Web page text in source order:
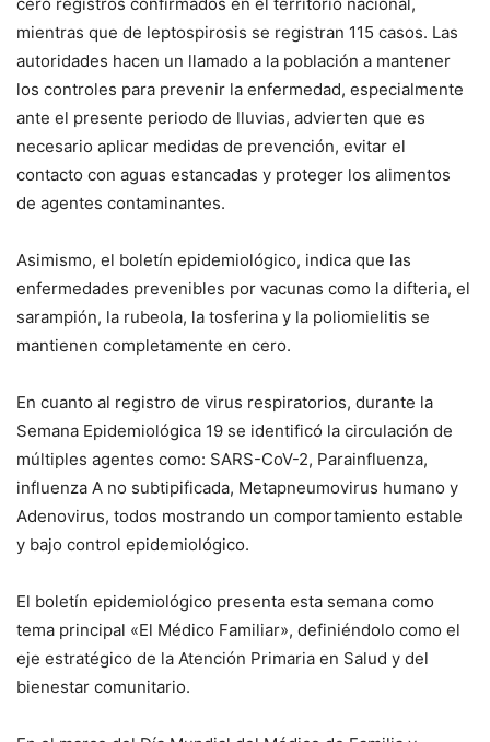
mientras que de leptospirosis se registran 115 casos. Las
autoridades hacen un llamado a la población a mantener
los controles para prevenir la enfermedad, especialmente
ante el presente periodo de lluvias, advierten que es
necesario aplicar medidas de prevención, evitar el
contacto con aguas estancadas y proteger los alimentos
de agentes contaminantes.
Asimismo, el boletín epidemiológico, indica que las
enfermedades prevenibles por vacunas como la difteria, el
sarampión, la rubeola, la tosferina y la poliomielitis se
mantienen completamente en cero.
En cuanto al registro de virus respiratorios, durante la
Semana Epidemiológica 19 se identificó la circulación de
múltiples agentes como: SARS-CoV-2, Parainfluenza,
influenza A no subtipificada, Metapneumovirus humano y
Adenovirus, todos mostrando un comportamiento estable
y bajo control epidemiológico.
El boletín epidemiológico presenta esta semana como
tema principal «El Médico Familiar», definiéndolo como el
eje estratégico de la Atención Primaria en Salud y del
bienestar comunitario.